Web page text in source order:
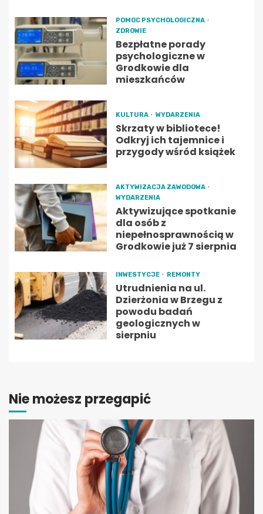
POMOC PSYCHOLOGICZNA
ZDROWIE
Bezpłatne porady
psychologiczne w
Grodkowie dla
mieszkańców
KULTURA WYDARZENIA
Skrzaty w bibliotece!
Odkryj ich tajemnice i
przygody wśród książek
AKTYWIZACJA ZAWODOWA
WYDARZENIA
Aktywizujące spotkanie
dla osób z
niepełnosprawnością w
Grodkowie już 7 sierpnia
INWESTYCJE REMONTY
Utrudnienia na ul.
Dzierżonia w Brzegu z
powodu badań
geologicznych w
sierpniu
Nie możesz przegapić